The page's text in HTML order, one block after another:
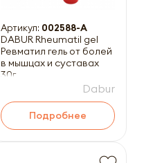
Артикул: 002588-A
DABUR Rheumatil gel
Ревматил гель от болей
в мышцах и суставах
30г
Dabur
Подробнее